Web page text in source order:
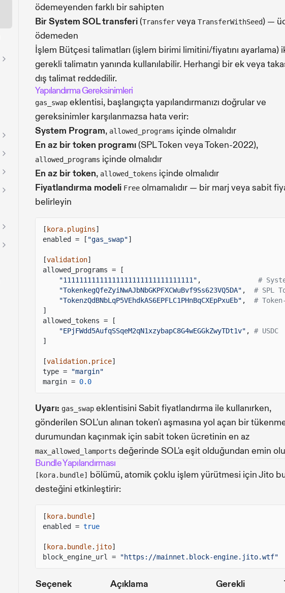
ödemeyenden farklı bir sahipten
Bir System SOL transferi(Transfer veya TransferWithSeed) —
ödemeden
İşlem Bütçesi talimatları (işlem birimi limitini/fiyatını ayarlama)
gerekli talimatın yanında kullanılabilir. Herhangi bir ek veya
dış talimat reddedilir.
Yapılandırma Gereksinimleri
gas_swap eklentisi, başlangıçta yapılandırmanızı doğrular ve
gereksinimler karşılanmazsa hata verir:
System Program, allowed_programs içinde olmalıdır
En az bir token programı(SPL Token veya Token-2022),
allowed_programs içinde olmalıdır
En az bir token, allowed_tokens içinde olmalıdır
Fiyatlandırma modeli Free olmamalıdır — bir marj veya sabit
belirleyin
[ kora. plugins]
enabled = [ "gas_swap"]
[validation]
allowed_programs = [
"11111111111111111111111111111111" ,
#
"TokenkegQfeZyiNwAJbNbGKPFXCWuBvf9Ss623VQ5DA" ,
# SPL
"TokenzQdBNbLqP5VEhdkAS6EPFLC1PHnBqCXEpPxuEb" ,
#
]
allowed_tokens = [
"EPjFWdd5AufqSSqeM2qN1xzybapC8G4wEGGkZwyTDt1v" ,
# USDC
]
[validation. price]
type =
"margin"
margin = 0.0
Uyarı: gas_swap eklentisini Sabit fiyatlandırma ile kullanırken,
gönderilen SOL'un alınan token'ı aşmasına yol açan bir
durumundan kaçınmak için sabit token ücretinin en az
max_allowed_lamports değerinde SOL'a eşit olduğundan emin
Bundle Yapılandırması
[kora.bundle] bölümü, atomik çoklu işlem yürütmesi için Jito
desteğini etkinleştirir:
[ kora. bundle]
enabled = true
[ kora. bundle. jito]
block_engine_url =
"https://mainnet.block-engine.jito.wtf"
Seçenek Açıklama Gerekli